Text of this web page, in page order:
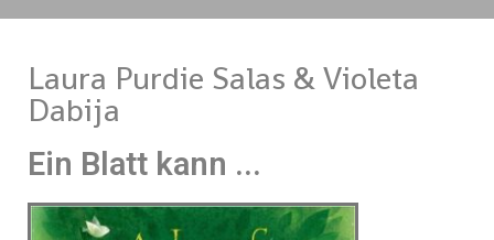
Laura Purdie Salas & Violeta
Dabija
Ein Blatt kann ...